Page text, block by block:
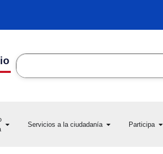
Search
Open Transparencia y acceso
Servicios a la ciudadanía Open Participa